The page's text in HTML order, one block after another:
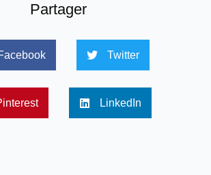
Partager
Twitter
LinkedIn